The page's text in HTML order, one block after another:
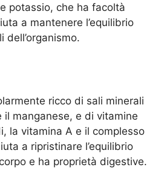
potassio, che ha facoltà
a mantenere l’equilibrio
dell’organismo.
ricco di sali minerali
il manganese, e di vitamine
la vitamina A e il complesso
a ripristinare l’equilibrio
e ha proprietà digestive.